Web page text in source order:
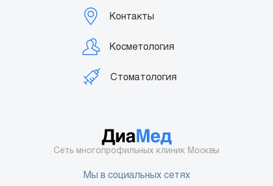
Контакты
Косметология
Стоматология
Сеть многопрофильных клиник Москвы
Мы в социальных сетях